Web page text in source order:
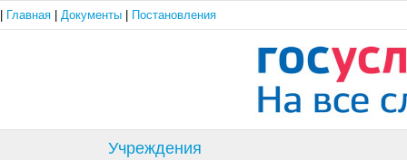
Главная Документы Постановления
Учреждения